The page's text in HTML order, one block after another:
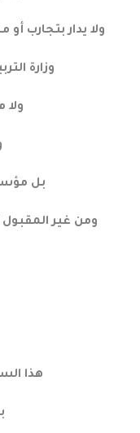
ولا يدار بتجارب
وزارة
ولا
بل
ومن غير
هذا